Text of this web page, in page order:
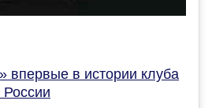
впервые в истории клуба